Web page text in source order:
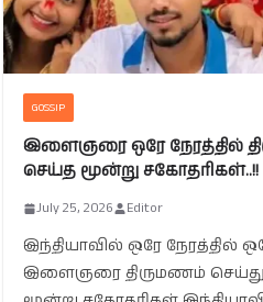
GOSSIP
இளைஞரை ஒரே நேரத்தில்
செய்த மூன்று சகோதரிகள்..!!
July 25, 2026 Editor
இந்தியாவில் ஒரே நேரத்தில்
இளைஞரை திருமணம்